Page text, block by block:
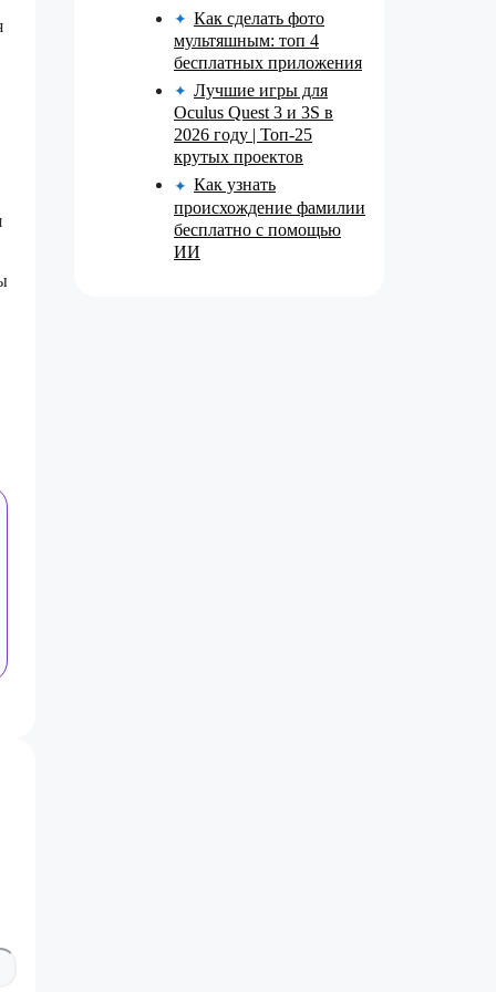
✦ Как сделать фото
мультяшным: топ 4
бесплатных приложения
✦ Лучшие игры для
Oculus Quest 3 и 3S в
2026 году | Топ-25
крутых проектов
✦ Как узнать
происхождение фамилии
бесплатно с помощью
ИИ